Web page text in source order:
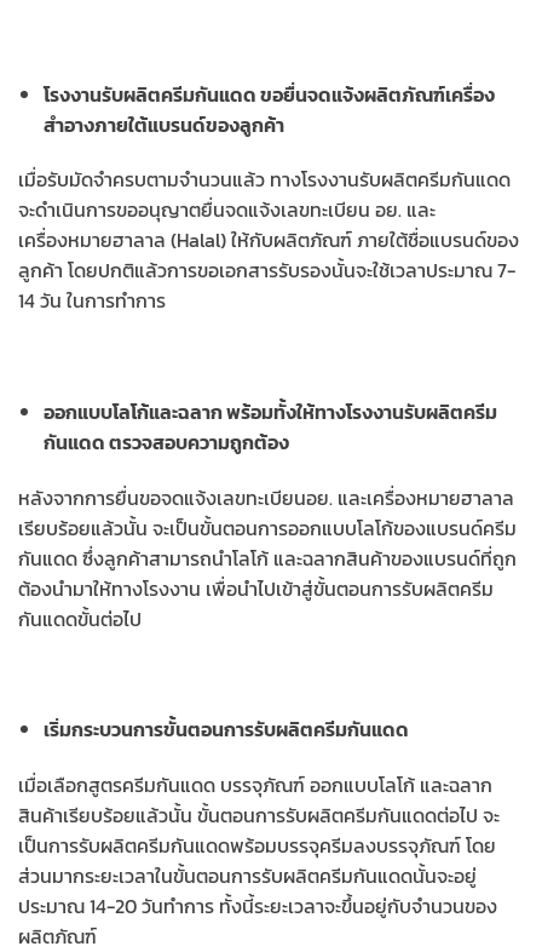
โรงงานรับผลิตครีมกันแดด ขอยื่นจดแจ้งผลิตภัณฑ์เครื่อง
สำอางภายใต้แบรนด์ของลูกค้า
เมื่อรับมัดจำครบตามจำนวนแล้ว ทางโรงงานรับผลิตครีมกันแดด
จะดำเนินการขออนุญาตยื่นจดแจ้งเลขทะเบียน อย. และ
เครื่องหมายฮาลาล (Halal) ให้กับผลิตภัณฑ์ ภายใต้ชื่อแบรนด์ของ
ลูกค้า โดยปกติแล้วการขอเอกสารรับรองนั้นจะใช้เวลาประมาณ 7-
14 วัน ในการทำการ
ออกแบบโลโก้และฉลาก พร้อมทั้งให้ทางโรงงานรับผลิตครีม
กันแดด ตรวจสอบความถูกต้อง
หลังจากการยื่นขอจดแจ้งเลขทะเบียนอย. และเครื่องหมายฮาลาล
เรียบร้อยแล้วนั้น จะเป็นขั้นตอนการออกแบบโลโก้ของแบรนด์ครีม
กันแดด ซึ่งลูกค้าสามารถนำโลโก้ และฉลากสินค้าของแบรนด์ที่ถูก
ต้องนำมาให้ทางโรงงาน เพื่อนำไปเข้าสู่ขั้นตอนการรับผลิตครีม
กันแดดขั้นต่อไป
เริ่มกระบวนการขั้นตอนการรับผลิตครีมกันแดด
เมื่อเลือกสูตรครีมกันแดด บรรจุภัณฑ์ ออกแบบโลโก้ และฉลาก
สินค้าเรียบร้อยแล้วนั้น ขั้นตอนการรับผลิตครีมกันแดดต่อไป จะ
เป็นการรับผลิตครีมกันแดดพร้อมบรรจุครีมลงบรรจุภัณฑ์ โดย
ส่วนมากระยะเวลาในขั้นตอนการรับผลิตครีมกันแดดนั้นจะอยู่
ประมาณ 14-20 วันทำการ ทั้งนี้ระยะเวลาจะขึ้นอยู่กับจำนวนของ
ผลิตภัณฑ์